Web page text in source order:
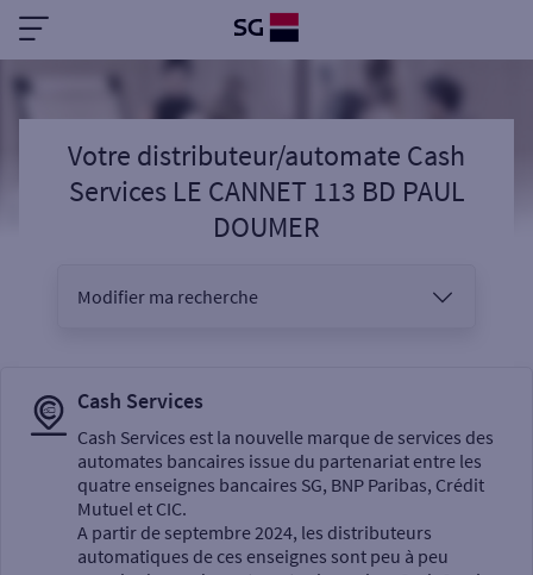
Votre distributeur/automate Cash
Services LE CANNET 113 BD PAUL
DOUMER
Modifier ma recherche
Sélectionnez votre recherche
Cash Services
Cash Services est la nouvelle marque de services des
automates bancaires issue du partenariat entre les
quatre enseignes bancaires SG, BNP Paribas, Crédit
Mutuel et CIC.
A partir de septembre 2024, les distributeurs
automatiques de ces enseignes sont peu à peu